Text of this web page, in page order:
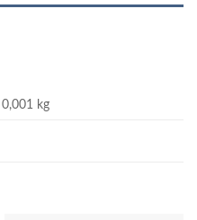
0,001 kg